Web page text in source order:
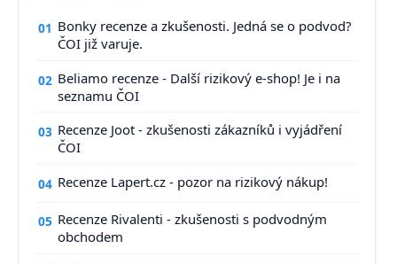
01 Bonky recenze a zkušenosti. Jedná se o podvod?
ČOI již varuje.
02 Beliamo recenze - Další rizikový e-shop! Je i na
seznamu ČOI
03 Recenze Joot - zkušenosti zákazníků i vyjádření
ČOI
04 Recenze Lapert.cz - pozor na rizikový nákup!
05 Recenze Rivalenti - zkušenosti s podvodným
obchodem